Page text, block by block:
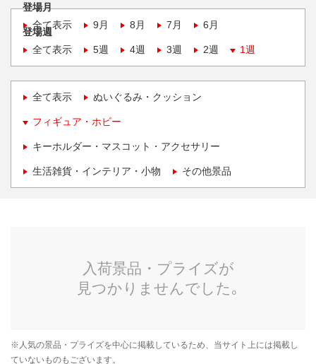
登場月
全て表示
9月 8月 7月 6月
登場週
全て表示
5週 4週 3週 2週 1週
全て表示 ぬいぐるみ・クッション
フィギュア・ホビー
キーホルダー・マスコット・アクセサリー
生活雑貨・インテリア・小物 その他景品